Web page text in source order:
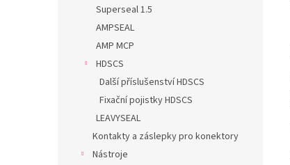
Superseal 1.5
AMPSEAL
AMP MCP
HDSCS
Další příslušenství HDSCS
Fixační pojistky HDSCS
LEAVYSEAL
Kontakty a záslepky pro konektory
Nástroje